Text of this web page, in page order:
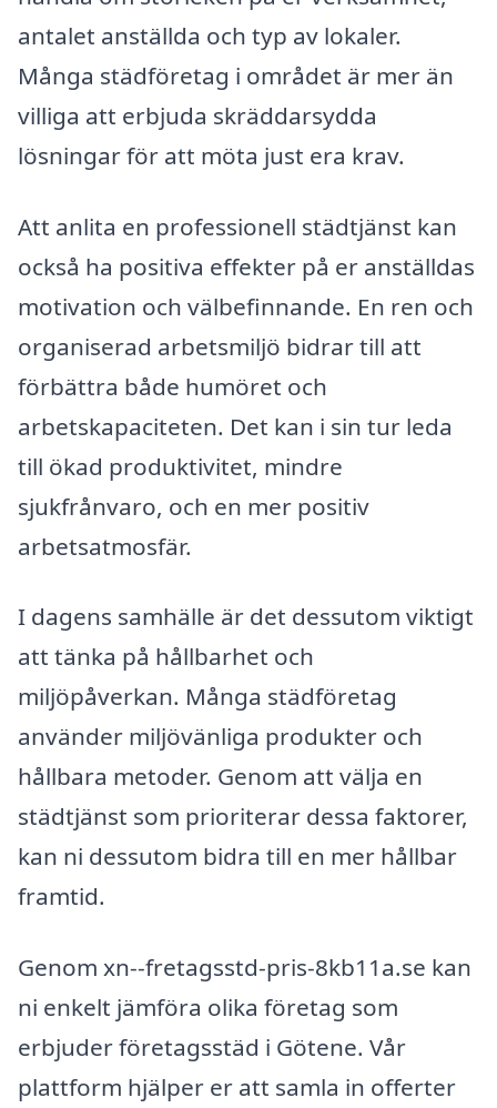
antalet anställda och typ av lokaler.
Många städföretag i området är mer än
villiga att erbjuda skräddarsydda
lösningar för att möta just era krav.
Att anlita en professionell städtjänst kan
också ha positiva effekter på er anställdas
motivation och välbefinnande. En ren och
organiserad arbetsmiljö bidrar till att
förbättra både humöret och
arbetskapaciteten. Det kan i sin tur leda
till ökad produktivitet, mindre
sjukfrånvaro, och en mer positiv
arbetsatmosfär.
I dagens samhälle är det dessutom viktigt
att tänka på hållbarhet och
miljöpåverkan. Många städföretag
använder miljövänliga produkter och
hållbara metoder. Genom att välja en
städtjänst som prioriterar dessa faktorer,
kan ni dessutom bidra till en mer hållbar
framtid.
Genom xn--fretagsstd-pris-8kb11a.se kan
ni enkelt jämföra olika företag som
erbjuder företagsstäd i Götene. Vår
plattform hjälper er att samla in offerter